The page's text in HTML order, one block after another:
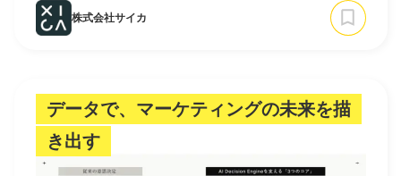
株式会社サイカ
データで、マーケティングの未来を描
き出す